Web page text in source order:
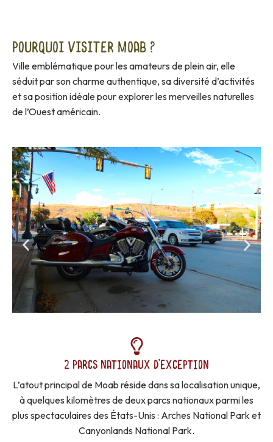
Pourquoi visiter Moab ?
Ville emblématique pour les amateurs de plein air, elle
séduit par son charme authentique, sa diversité d’activités
et sa position idéale pour explorer les merveilles naturelles
de l’Ouest américain.
2 PARCS NATIONAUX D’EXCEPTION
L’atout principal de Moab réside dans sa localisation unique,
à quelques kilomètres de deux parcs nationaux parmi les
plus spectaculaires des États-Unis : Arches National Park et
Canyonlands National Park.